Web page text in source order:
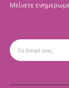
Μείνετε